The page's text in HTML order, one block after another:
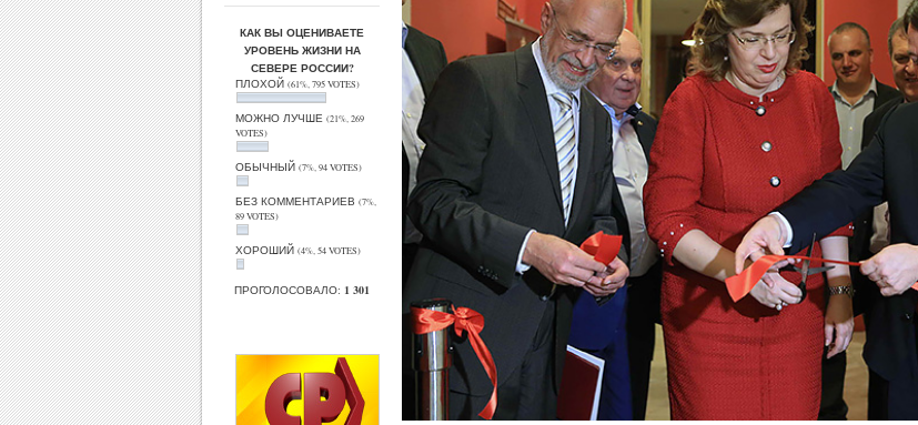
КАК ВЫ ОЦЕНИВАЕТЕ
УРОВЕНЬ ЖИЗНИ НА
СЕВЕРЕ РОССИИ?
ПЛОХОЙ (61%, 795 VOTES)
МОЖНО ЛУЧШЕ (21%, 269
VOTES)
ОБЫЧНЫЙ (7%, 94 VOTES)
БЕЗ КОММЕНТАРИЕВ (7%,
89 VOTES)
ХОРОШИЙ (4%, 54 VOTES)
ПРОГОЛОСОВАЛО: 1 301